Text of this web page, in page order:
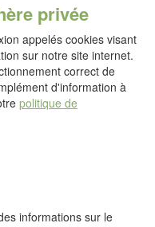
privée
appelés cookies visant
sur notre site internet.
correct de
d'information à
politique de
informations sur le